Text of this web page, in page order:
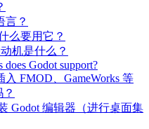
言？
么要用它？
机是什么？
does Godot support?
FMOD、GameWorks 等
Godot 编辑器（进行桌面集